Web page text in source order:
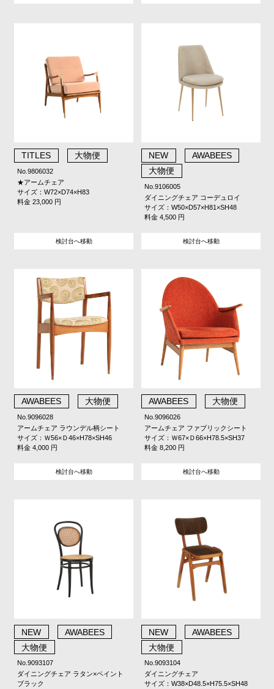
TITLES 大物便
No.9806032
★アームチェア
サイズ：W72×D74×H83
料金 23,000 円
検討台へ移動
NEW
AWABEES
大物便
No.9106005
ダイニングチェア コーデュロイ
サイズ：W50×D57×H81×SH48
料金 4,500 円
検討台へ移動
AWABEES 大物便
No.9096028
アームチェア ラウンデル柄シート
サイズ：Ｗ56×Ｄ46×H78×SH46
料金 4,000 円
検討台へ移動
AWABEES 大物便
No.9096026
アームチェア ファブリックシート
サイズ：Ｗ67×Ｄ66×H78.5×SH37
料金 8,200 円
検討台へ移動
NEW
AWABEES
大物便
No.9093107
ダイニングチェア ラタン×ペイント
ブラック
NEW
AWABEES
大物便
No.9093104
ダイニングチェア
サイズ：W38×D48.5×H75.5×SH48